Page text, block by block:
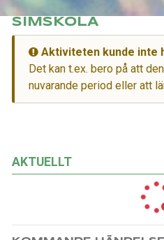
AKTUELLT
SIMSKOLA
Aktiviteten kunde inte
Det kan t.ex. bero på att
nuvarande period eller att